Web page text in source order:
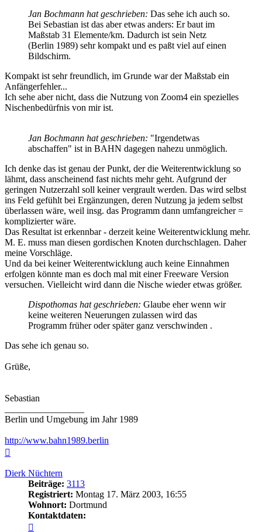
Jan Bochmann hat geschrieben: Das sehe ich auch so.
Bei Sebastian ist das aber etwas anders: Er baut im
Maßstab 31 Elemente/km. Dadurch ist sein Netz
(Berlin 1989) sehr kompakt und es paßt viel auf einen
Bildschirm.
Kompakt ist sehr freundlich, im Grunde war der Maßstab ein
Anfängerfehler...
Ich sehe aber nicht, dass die Nutzung von Zoom4 ein spezielles
Nischenbedürfnis von mir ist.
Jan Bochmann hat geschrieben: "Irgendetwas
abschaffen" ist in BAHN dagegen nahezu unmöglich.
Ich denke das ist genau der Punkt, der die Weiterentwicklung so
lähmt, dass anscheinend fast nichts mehr geht. Aufgrund der
geringen Nutzerzahl soll keiner vergrault werden. Das wird selbst
ins Feld gefühlt bei Ergänzungen, deren Nutzung ja jedem selbst
überlassen wäre, weil insg. das Programm dann umfangreicher =
komplizierter wäre.
Das Resultat ist erkennbar - derzeit keine Weiterentwicklung mehr.
M. E. muss man diesen gordischen Knoten durchschlagen. Daher
meine Vorschläge.
Und da bei keiner Weiterentwicklung auch keine Einnahmen
erfolgen könnte man es doch mal mit einer Freeware Version
versuchen. Vielleicht wird dann die Nische wieder etwas größer.
Dispothomas hat geschrieben: Glaube eher wenn wir
keine weiteren Neuerungen zulassen wird das
Programm früher oder später ganz verschwinden .
Das sehe ich genau so.
Grüße,
Sebastian
Berlin und Umgebung im Jahr 1989
http://www.bahn1989.berlin
Dierk Nüchtern
Beiträge: 3113
Registriert: Montag 17. März 2003, 16:55
Wohnort: Dortmund
Kontaktdaten: